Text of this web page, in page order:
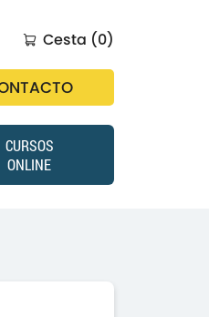
Cesta (0)
CURSOS
ONLINE